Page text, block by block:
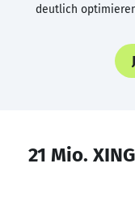
deutlich
21 Mio.